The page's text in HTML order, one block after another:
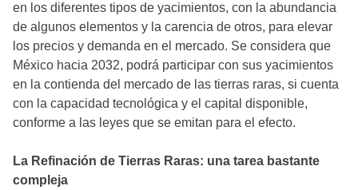
en los diferentes tipos de yacimientos, con la abundancia
de algunos elementos y la carencia de otros, para elevar
los precios y demanda en el mercado. Se considera que
México hacia 2032, podrá participar con sus yacimientos
en la contienda del mercado de las tierras raras, si cuenta
con la capacidad tecnológica y el capital disponible,
conforme a las leyes que se emitan para el efecto.
La Refinación de Tierras Raras: una tarea bastante
compleja